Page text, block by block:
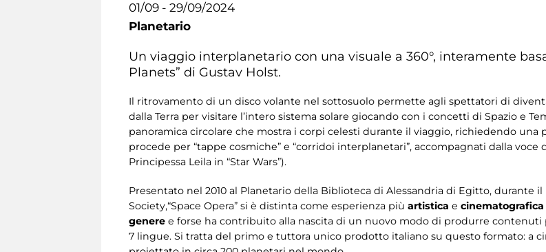
01/09 - 29/09/2024
Planetario
Un viaggio interplanetario con una visuale a 360°, interamente
Planets” di Gustav Holst.
Il ritrovamento di un disco volante nel sottosuolo permette agli spettatori di
dalla Terra per visitare l’intero sistema solare giocando con i concetti di Spazio e
panoramica circolare che mostra i corpi celesti durante il viaggio, richiedendo
procede per “tappe cosmiche” e “corridoi interplanetari”, accompagnati dalla voce
Principessa Leila in “Star Wars”).
Presentato nel 2010 al Planetario della Biblioteca di Alessandria di Egitto, durante
Society,“Space Opera” si è distinta come esperienza più artistica e cinematografica
genere e forse ha contribuito alla nascita di un nuovo modo di produrre contenuti
7 lingue. Si tratta del primo e tuttora unico prodotto italiano su questo formato: a